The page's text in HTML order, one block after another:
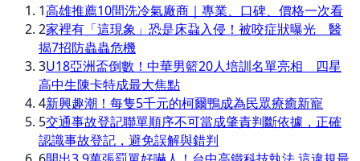
1高雄推薦10間洗冷氣廠商｜專業、口碑、價格一次看
2家裡有「這現象」恐是床蝨入侵！被咬症狀曝光 醫
揭7招防蟲蟲危機
3U18亞洲盃倒數！中華男籃20人培訓名單亮相 四星
高中生陳卡特成最大焦點
4新興趣潮！每隻5千元的柯爾鴨成為民眾療癒新寵
5交通事故登記聯單順序不可當成肇責判斷依據，正確
認識事故登記，避免誤解與錯判